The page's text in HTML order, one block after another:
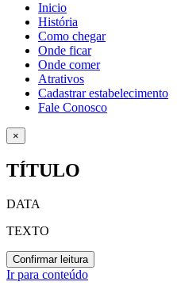
Inicio
História
Como chegar
Onde ficar
Onde comer
Atrativos
Cadastrar estabelecimento
Fale Conosco
×
TÍTULO
DATA
TEXTO
Confirmar leitura
Ir para conteúdo